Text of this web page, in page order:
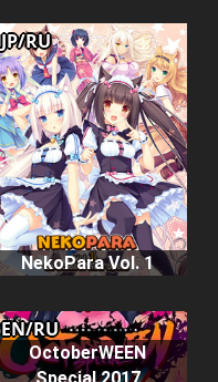
NekoPara Vol. 1
JP/RU
OctoberWEEN
EN/RU